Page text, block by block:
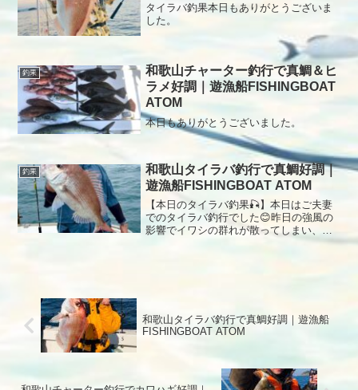
タイラバ釣果本日もありがとうございま
した。
釣果
和歌山チャーター釣行で真鯛＆ヒ
ラメ好調｜遊漁船FISHINGBOAT
ATOM
本日もありがとうございました。
釣果
和歌山タイラバ釣行で真鯛好調｜
遊漁船FISHINGBOAT ATOM
【本日のタイラバ釣果🎣】本日はご夫妻
でのタイラバ釣行でした😊昨日の強風の
影響でイワシの群れが散ってしまい、群
れ探しは断念。今日も風が強かったた
ポツと真鯛を追加することができました
✨本日もご乗船ありがとうございました
和歌山タイラバ釣行で真鯛好調｜遊漁船
FISHINGBOAT ATOM